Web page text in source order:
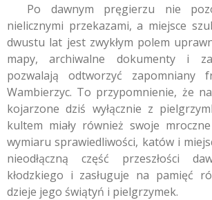
Po dawnym pręgierzu nie
nielicznymi przekazami, a miejsce
dwustu lat jest zwykłym polem
mapy, archiwalne dokumenty i
pozwalają odtworzyć zapomniany
Wambierzyc. To przypomnienie, że
kojarzone dziś wyłącznie z
kultem miały również swoje
wymiaru sprawiedliwości, katów i
nieodłączną część przeszłości
kłodzkiego i zasługuje na pamięć
dzieje jego świątyń i pielgrzymek.